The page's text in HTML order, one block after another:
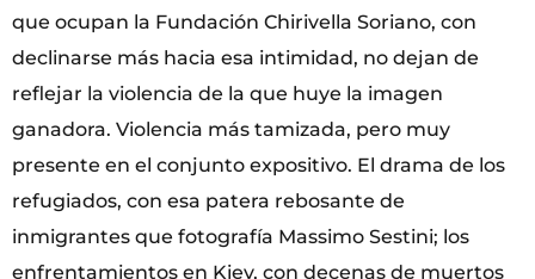
que ocupan la Fundación Chirivella Soriano, con
declinarse más hacia esa intimidad, no dejan de
reflejar la violencia de la que huye la imagen
ganadora. Violencia más tamizada, pero muy
presente en el conjunto expositivo. El drama de los
refugiados, con esa patera rebosante de
inmigrantes que fotografía Massimo Sestini; los
enfrentamientos en Kiev, con decenas de muertos